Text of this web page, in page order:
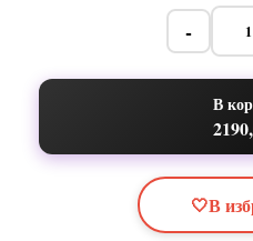
-
В
🤍В